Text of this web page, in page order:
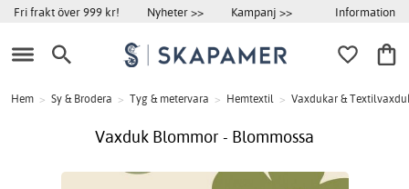
Fri frakt över 999 kr! Nyheter >> Kampanj >> Information
Hem > Sy & Brodera > Tyg & metervara > Hemtextil > Vaxdukar &
Vaxduk Blommor - Blommossa